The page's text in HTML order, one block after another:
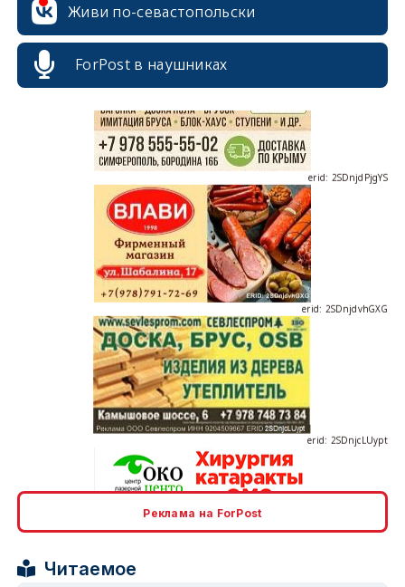
Живи по-севастопольски
ForPost в наушниках
erid: 2SDnjdvhGXG
Реклама на ForPost
Читаемое